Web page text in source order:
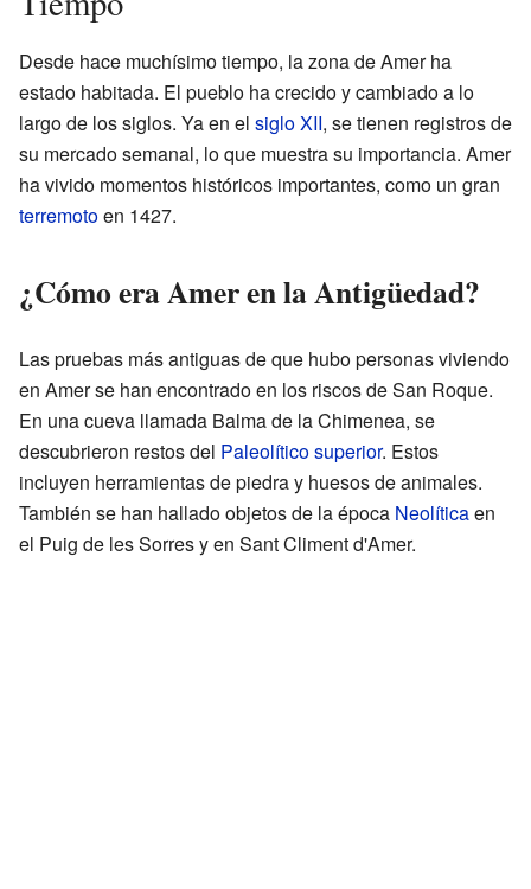
Desde hace muchísimo tiempo, la zona de Amer ha
estado habitada. El pueblo ha crecido y cambiado a lo
largo de los siglos. Ya en el siglo XII, se tienen registros de
su mercado semanal, lo que muestra su importancia. Amer
ha vivido momentos históricos importantes, como un gran
terremotoen 1427.
¿Cómo era Amer en la Antigüedad?
Las pruebas más antiguas de que hubo personas viviendo
en Amer se han encontrado en los riscos de San Roque.
En una cueva llamada Balma de la Chimenea, se
descubrieron restos del Paleolítico superior. Estos
incluyen herramientas de piedra y huesos de animales.
También se han hallado objetos de la época Neolíticaen
el Puig de les Sorres y en Sant Climent d'Amer.